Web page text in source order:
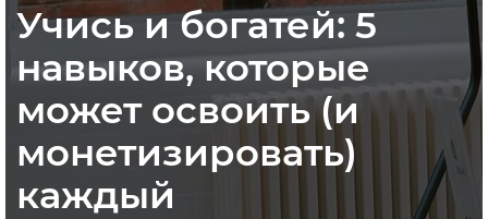
Учись и богатей: 5
навыков, которые
может освоить (и
монетизировать)
каждый